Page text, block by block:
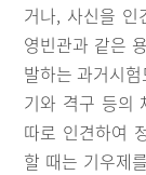
거나, 사신을 인
영빈관과 같은
발하는 과거시
기와 격구 등의
따로 인견하여
할 때는 기우제